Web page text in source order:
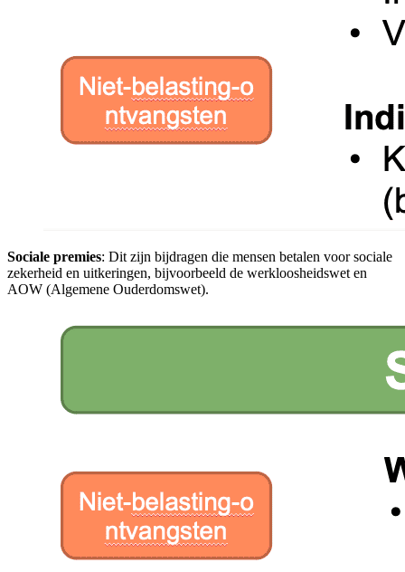
Sociale premies: Dit zijn bijdragen die mensen betalen voor sociale
zekerheid en uitkeringen, bijvoorbeeld de werkloosheidswet en
AOW (Algemene Ouderdomswet).